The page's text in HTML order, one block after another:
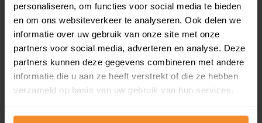
personaliseren, om functies voor social media te bieden
en om ons websiteverkeer te analyseren. Ook delen we
informatie over uw gebruik van onze site met onze
partners voor social media, adverteren en analyse. Deze
partners kunnen deze gegevens combineren met andere
informatie die u aan ze heeft verstrekt of die ze hebben
verzameld op basis van uw gebruik van hun services.
Inwoners
Type huishoudens